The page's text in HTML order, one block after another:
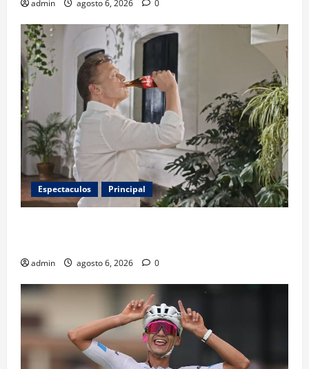
admin agosto 6, 2026 0
Espectaculos Principal
admin agosto 6, 2026 0